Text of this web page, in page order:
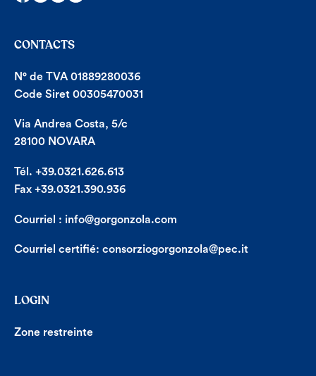
CONTACTS
N° de TVA 01889280036
Code Siret 00305470031
Via Andrea Costa, 5/c
28100 NOVARA
Tél. +39.0321.626.613
Fax +39.0321.390.936
Courriel : info@gorgonzola.com
Courriel certifié: consorziogorgonzola@pec.it
LOGIN
Zone restreinte